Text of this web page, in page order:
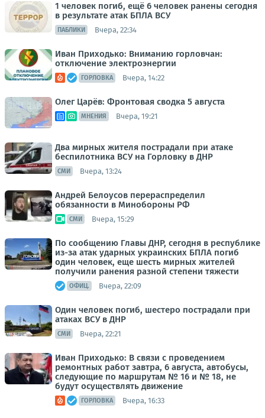
1 человек погиб, ещё 6 человек ранены сегодня
в результате атак БПЛА ВСУ
ПАБЛИКИ Вчера, 22:34
Иван Приходько: Вниманию горловчан:
отключение электроэнергии
ГОРЛОВКА Вчера, 14:22
Олег Царёв: Фронтовая сводка 5 августа
МНЕНИЯ Вчера, 19:21
Два мирных жителя пострадали при атаке
беспилотника ВСУ на Горловку в ДНР
СМИ Вчера, 13:24
Андрей Белоусов перераспределил
обязанности в Минобороны РФ
СМИ Вчера, 15:29
По сообщению Главы ДНР, сегодня в республике
из-за атак ударных украинских БПЛА погиб
один человек, еще шесть мирных жителей
получили ранения разной степени тяжести
ОФИЦ. Вчера, 22:09
Один человек погиб, шестеро пострадали при
атаках ВСУ в ДНР
СМИ Вчера, 22:21
Иван Приходько: В связи с проведением
ремонтных работ завтра, 6 августа, автобусы,
следующие по маршрутам № 16 и № 18, не
будут осуществлять движение
ГОРЛОВКА Вчера, 16:33